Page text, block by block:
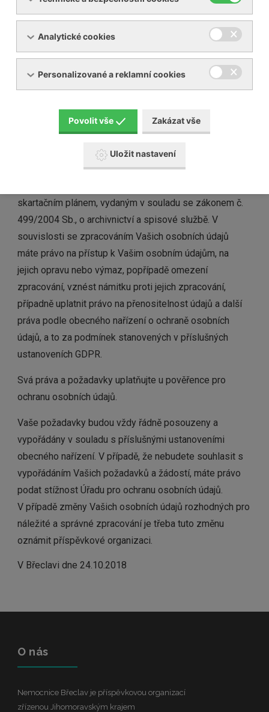
notáře, insolvenční správce apod.
dalším subjektům, a to s Vaším souhlasem.
Při zpracování Vašich osobních údajů nedochází k
automatizovanému rozhodování, na jehož základě by
osobní údaje jsou zpracovávány pouze na základě
souhlasu po dobu 1 roku ode dne doručení Vaší žádosti
o zaměstnání příspěvkové organizaci. Po uplynutí této
doby jsou osobní údaje zlikvidovány nebo jsou dále
skartačním plánem, vydaným v souladu se zákonem č.
499/2004 Sb., o archivnictví a spisové službě. V
souvislosti se zpracováním Vašich osobních údajů
máte právo na přístup k Vašim osobním údajům, na
jejich opravu nebo výmaz, popřípadě omezení
zpracování, vznést námitku proti jejich zpracování,
případně uplatnit právo na přenositelnost údajů a další
práva podle obecného nařízení o ochraně osobních
údajů, a to za podmínek stanovených v příslušných
ustanoveních GDPR.
Svá práva a požadavky uplatňujte u pověřence pro
ochranu osobních údajů.
Vaše požadavky budou vždy řádně posouzeny a
vypořádány v souladu s příslušnými ustanoveními
obecného nařízení. V případě, že nebudete souhlasit s
vypořádáním Vašich požadavků a žádostí, máte právo
podat stížnost Úřadu pro ochranu osobních údajů.
V případě změny Vašich osobních údajů rozhodných pro
náležité a správné zpracování je třeba tuto změnu
oznámit příspěvkové organizaci.
V Břeclavi dne 24.10.2018
O nás
Nemocnice Břeclav je příspěvkovou organizací
zřízenou Jihomoravským krajem
Analytické cookies
Personalizované a reklamní cookies
Povolit vše Zakázat vše
Uložit nastavení